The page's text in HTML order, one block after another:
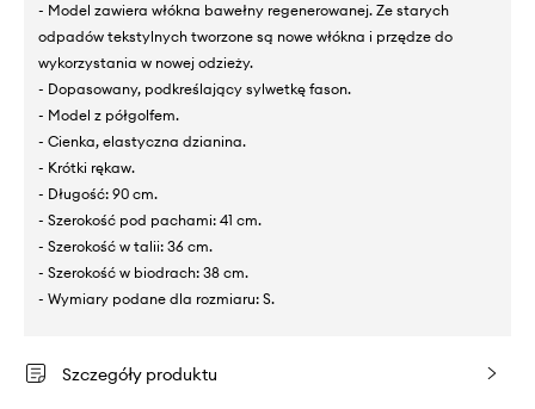
- Model zawiera włókna bawełny regenerowanej. Ze starych
odpadów tekstylnych tworzone są nowe włókna i przędze do
wykorzystania w nowej odzieży.
- Dopasowany, podkreślający sylwetkę fason.
- Model z półgolfem.
- Cienka, elastyczna dzianina.
- Krótki rękaw.
- Długość: 90 cm.
- Szerokość pod pachami: 41 cm.
- Szerokość w talii: 36 cm.
- Szerokość w biodrach: 38 cm.
- Wymiary podane dla rozmiaru: S.
Szczegóły produktu